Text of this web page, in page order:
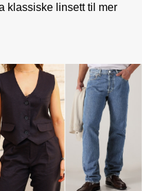
klassiske linsett til mer